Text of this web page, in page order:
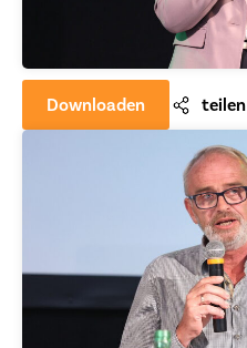
Downloaden teilen